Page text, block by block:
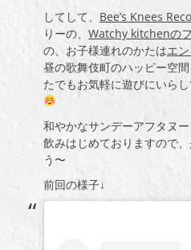
してして、 Bee’s Knees
りーの、 Watchy kitchenの
の、お子様連れのかたはエ
昼の歌舞伎町のハッピー空
たでもお気軽に遊びにいら
和やかなサンデーアフタヌ
飲みはじめておりますので
う〜
前回の様子↓